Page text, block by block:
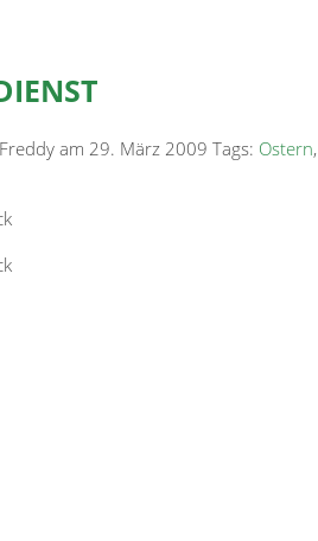
am 29. März 2009 Tags: Ostern